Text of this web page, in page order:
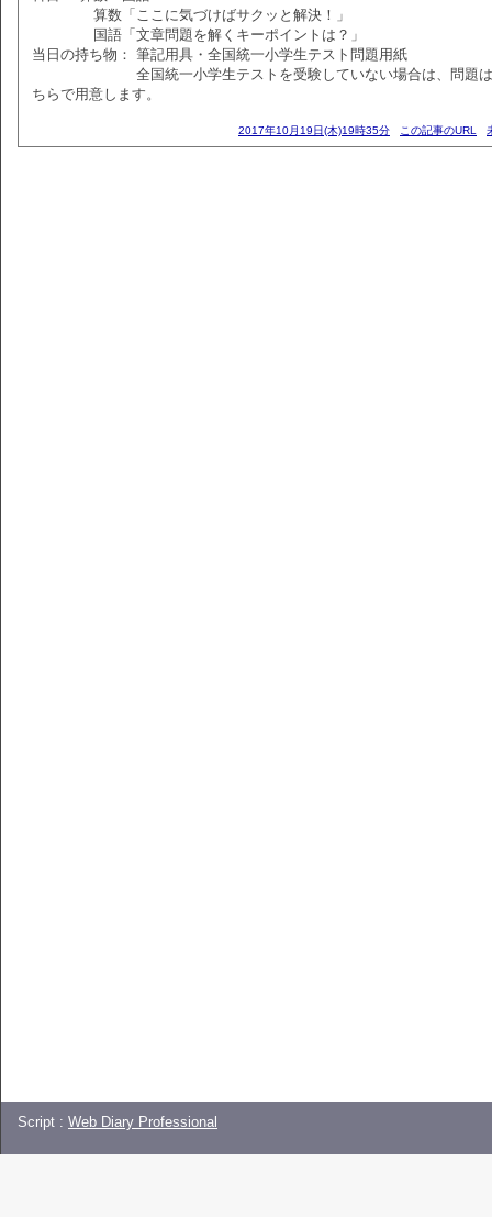
算数「ここに気づけばサクッと解決！」
国語「文章問題を解くキーポイントは？」
当日の持ち物： 筆記用具・全国統一小学生テスト問題用紙
全国統一小学生テストを受験していない場合は、問題
ちらで用意します。
2017年10月19日(木)19時35分 この記事のURL
Script : Web Diary Professional